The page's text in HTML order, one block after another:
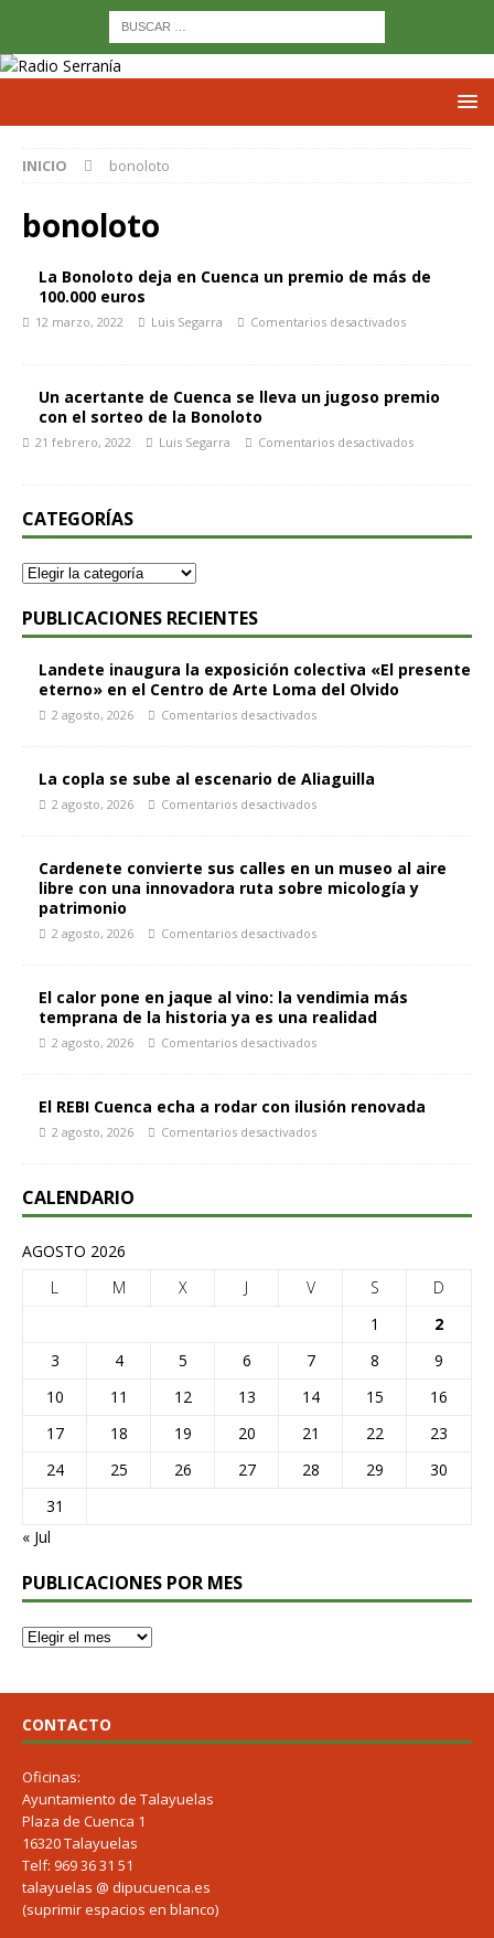
INICIO bonoloto
bonoloto
La Bonoloto deja en Cuenca un premio de más de
100.000 euros
12 marzo, 2022 Luis Segarra Comentarios desactivados
Un acertante de Cuenca se lleva un jugoso premio
con el sorteo de la Bonoloto
21 febrero, 2022 Luis Segarra Comentarios desactivados
CATEGORÍAS
PUBLICACIONES RECIENTES
Landete inaugura la exposición colectiva «El presente
eterno» en el Centro de Arte Loma del Olvido
2 agosto, 2026 Comentarios desactivados
La copla se sube al escenario de Aliaguilla
2 agosto, 2026 Comentarios desactivados
Cardenete convierte sus calles en un museo al aire
libre con una innovadora ruta sobre micología y
patrimonio
2 agosto, 2026 Comentarios desactivados
El calor pone en jaque al vino: la vendimia más
temprana de la historia ya es una realidad
2 agosto, 2026 Comentarios desactivados
El REBI Cuenca echa a rodar con ilusión renovada
2 agosto, 2026 Comentarios desactivados
CALENDARIO
AGOSTO 2026
L
M X J V S
D
1
2
3
4 5 6 7 8
9
10
11 12 13 14 15
16
17
18 19 20 21 22
23
24
25 26 27 28 29
30
31
« Jul
PUBLICACIONES POR MES
CONTACTO
Oficinas:
Ayuntamiento de Talayuelas
Plaza de Cuenca 1
16320 Talayuelas
Telf: 969 36 31 51
talayuelas @ dipucuenca.es
(suprimir espacios en blanco)